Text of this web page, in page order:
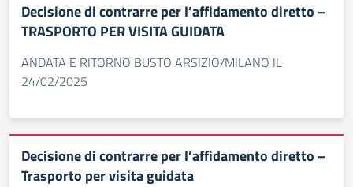
Decisione di contrarre per l’affidamento diretto –
TRASPORTO PER VISITA GUIDATA
ANDATA E RITORNO BUSTO ARSIZIO/MILANO IL
24/02/2025
Decisione di contrarre per l’affidamento diretto –
Trasporto per visita guidata